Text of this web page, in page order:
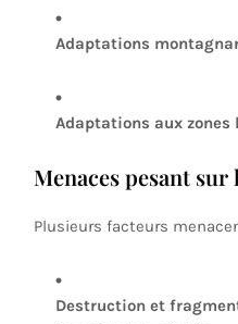
Adaptations
Adaptations aux zones
Menaces pesant
Plusieurs facteurs
Destruction et